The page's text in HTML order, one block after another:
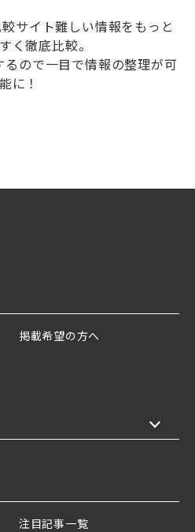
サイト難しい情報をもっと
く徹底比較。
ので一目で情報の整理が可
能に！
掲載希望の方へ
注目記事一覧